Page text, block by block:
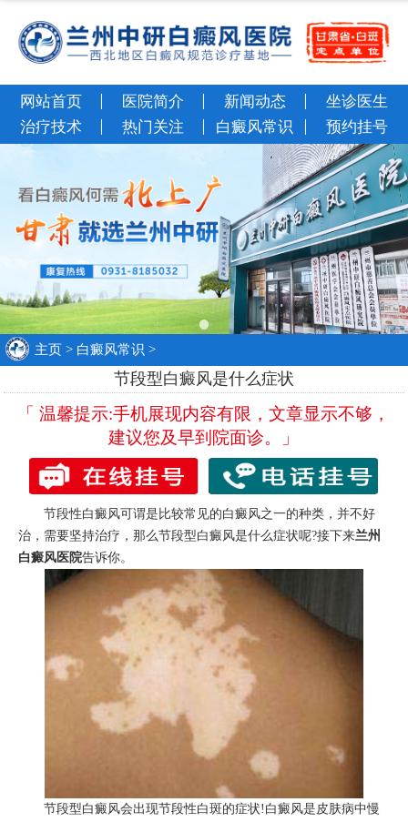
网站首页 医院简介 新闻动态
坐诊医生
治疗技术
热门关注 白癜风常识 预约挂号
主页 > 白癜风常识 >
节段型白癜风是什么症状
「 温馨提示:手机展现内容有限，文章显示不够，
建议您及早到院面诊。」
节段性白癜风可谓是比较常见的白癜风之一的种类，并不好
治，需要坚持治疗，那么节段型白癜风是什么症状呢?接下来兰州
白癜风医院告诉你。
节段型白癜风会出现节段性白斑的症状!白癜风是皮肤病中慢